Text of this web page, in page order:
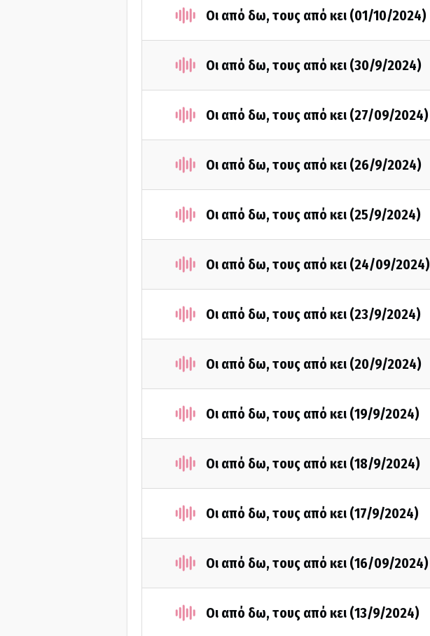
Οι από δω, τους από κει (01/10/2024)
Οι από δω, τους από κει (30/9/2024)
Οι από δω, τους από κει (27/09/2024)
Οι από δω, τους από κει (26/9/2024)
Οι από δω, τους από κει (25/9/2024)
Οι από δω, τους από κει (24/09/2024)
Οι από δω, τους από κει (23/9/2024)
Οι από δω, τους από κει (20/9/2024)
Οι από δω, τους από κει (19/9/2024)
Οι από δω, τους από κει (18/9/2024)
Οι από δω, τους από κει (17/9/2024)
Οι από δω, τους από κει (16/09/2024)
Οι από δω, τους από κει (13/9/2024)